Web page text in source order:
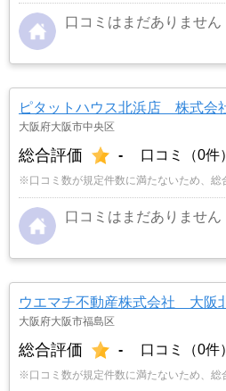
口コミはまだありません
ピタットハウス北浜店 株式会
大阪府大阪市中央区
総合評価 - 口コミ（0件）
※口コミ数が規定件数に満たないため、総
口コミはまだありません
ウエマチ不動産株式会社 大阪
大阪府大阪市福島区
総合評価 - 口コミ（0件）
※口コミ数が規定件数に満たないため、総